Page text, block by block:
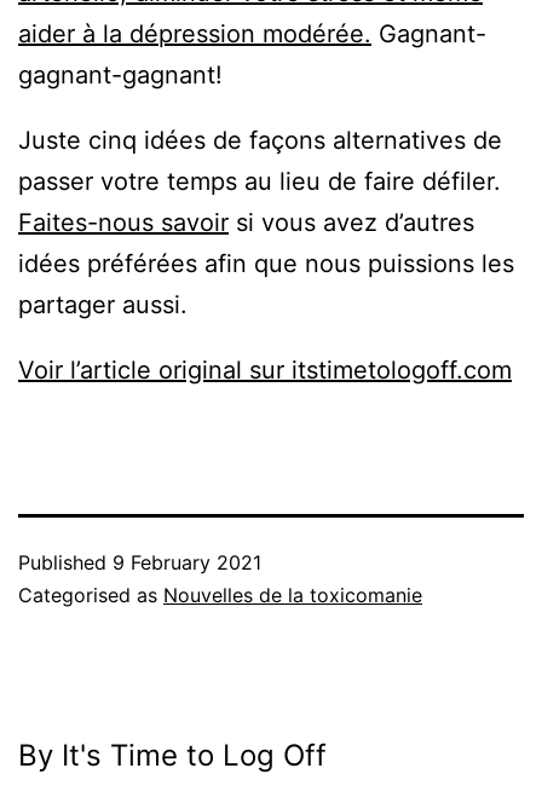
aider à la dépression modérée. Gagnant-
gagnant-gagnant!
Juste cinq idées de façons alternatives de
passer votre temps au lieu de faire défiler.
Faites-nous savoir si vous avez d’autres
idées préférées afin que nous puissions les
partager aussi.
Voir l’article original sur itstimetologoff.com
Published 9 February 2021
Categorised as Nouvelles de la toxicomanie
By It's Time to Log Off